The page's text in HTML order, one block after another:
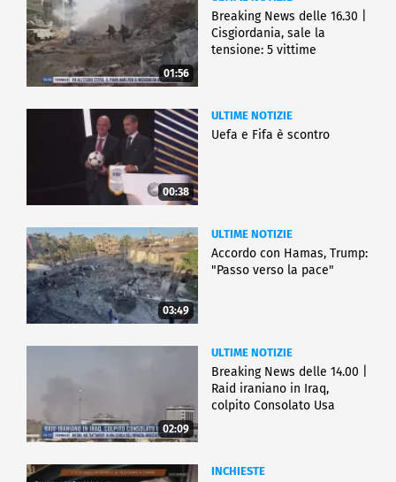
01:56
Breaking News delle 16.30 |
Cisgiordania, sale la
tensione: 5 vittime
00:38
ULTIME NOTIZIE
Uefa e Fifa è scontro
03:49
ULTIME NOTIZIE
Accordo con Hamas, Trump:
"Passo verso la pace"
02:09
ULTIME NOTIZIE
Breaking News delle 14.00 |
Raid iraniano in Iraq,
colpito Consolato Usa
INCHIESTE